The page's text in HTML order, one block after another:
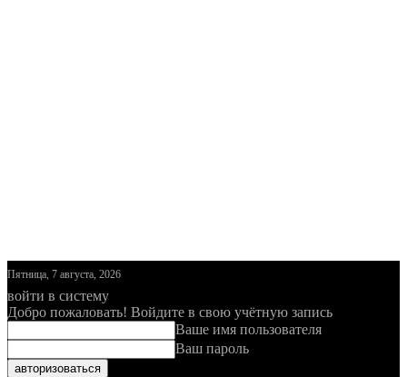
Пятница, 7 августа, 2026
войти в систему
Добро пожаловать! Войдите в свою учётную запись
Ваше имя пользователя
Ваш пароль